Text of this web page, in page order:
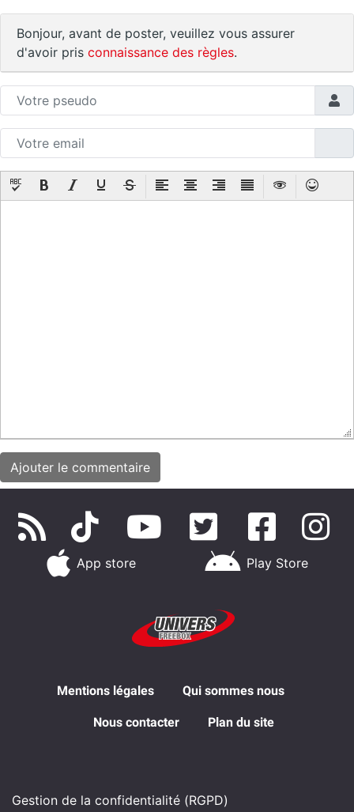
Bonjour, avant de poster, veuillez vous assurer
d'avoir pris connaissance des règles.
App store Play Store
Mentions légales Qui sommes nous
Nous contacter Plan du site
Gestion de la confidentialité (RGPD)